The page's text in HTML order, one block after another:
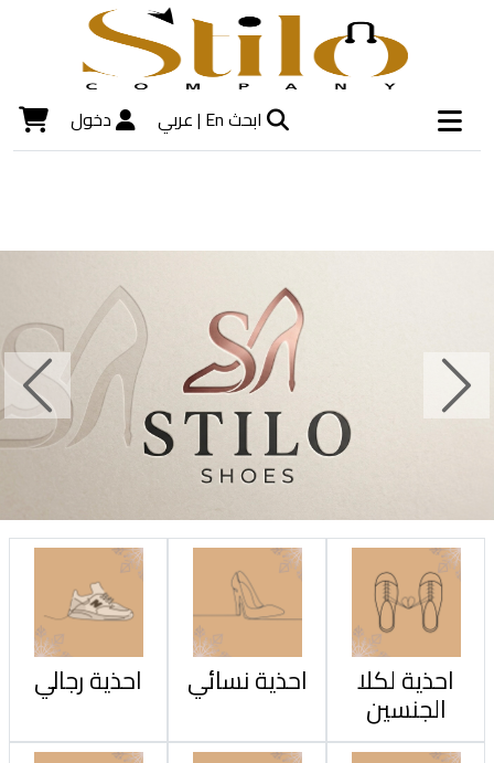
ابحثEn | عربي دخول
Previous
Next
احذية لكلا
الجنسين
احذية نسائي احذية رجالي